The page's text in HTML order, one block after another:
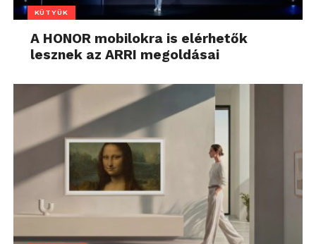
KÜTYÜK
A HONOR mobilokra is elérhetők
lesznek az ARRI megoldásai